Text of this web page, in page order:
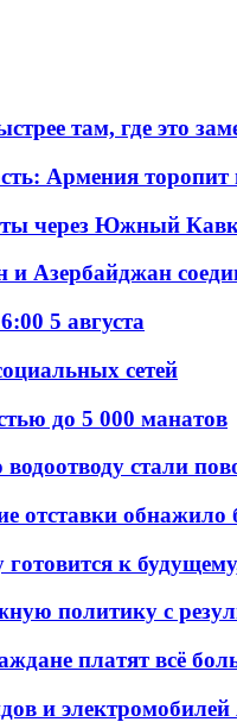
там, где это
Армения
через Южный
Азербайджан
5 августа
сетей
до 5 000 манатов
стали
обнажило
к
политику с
платят всё
и